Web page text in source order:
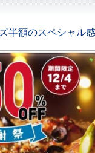
半額のスペシャル